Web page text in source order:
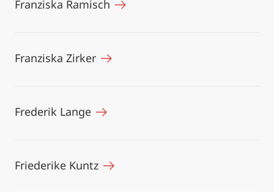
Franziska Ramisch
Franziska Zirker
Frederik Lange
Friederike Kuntz